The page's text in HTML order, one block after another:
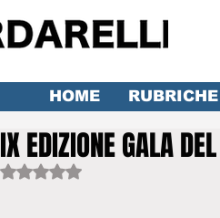
HOME RUBRICHE
IX EDIZIONE GALA
Valutazione NaN stelle su 5.